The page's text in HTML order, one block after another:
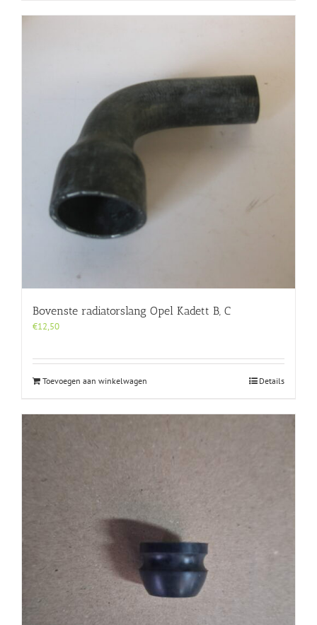
Bovenste radiatorslang Opel Kadett B, C
€12,50
Toevoegen aan winkelwagen Details